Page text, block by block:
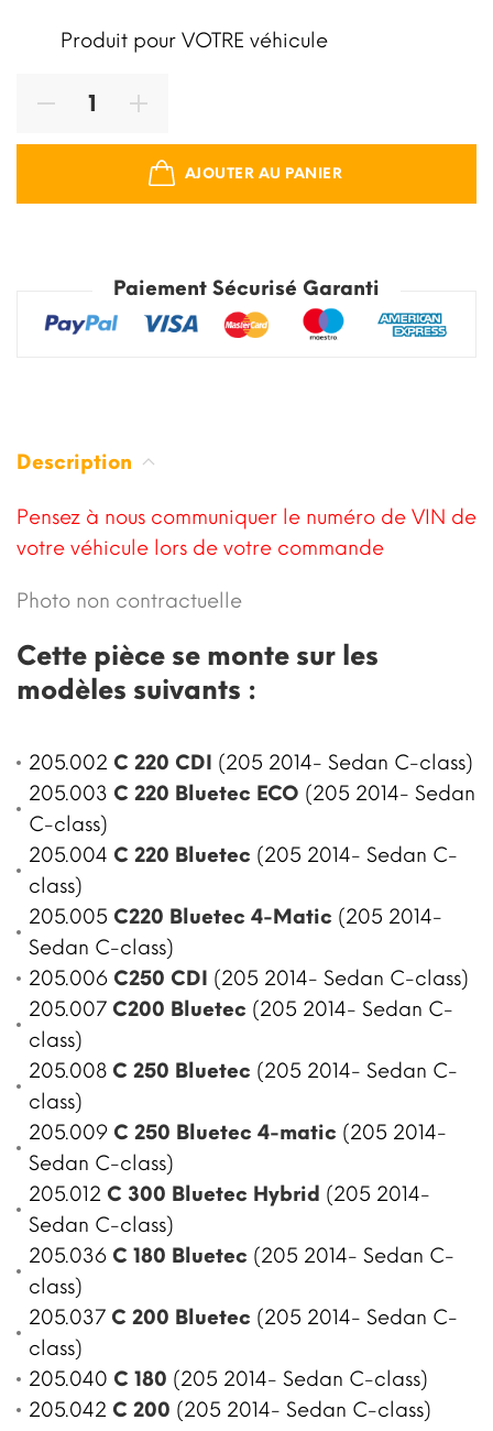
Produit pour VOTRE véhicule
AJOUTER AU PANIER
Paiement Sécurisé Garanti
Description
Pensez à nous communiquer le numéro de VIN de
votre véhicule lors de votre commande
Photo non contractuelle
Cette pièce se monte sur les
modèles suivants :
205.002 C 220 CDI (205 2014- Sedan C-class)
205.003 C 220 Bluetec ECO (205 2014- Sedan
C-class)
205.004 C 220 Bluetec (205 2014- Sedan C-
class)
205.005 C220 Bluetec 4-Matic (205 2014-
Sedan C-class)
205.006 C250 CDI (205 2014- Sedan C-class)
205.007 C200 Bluetec (205 2014- Sedan C-
class)
205.008 C 250 Bluetec (205 2014- Sedan C-
class)
205.009 C 250 Bluetec 4-matic (205 2014-
Sedan C-class)
205.012 C 300 Bluetec Hybrid (205 2014-
Sedan C-class)
205.036 C 180 Bluetec (205 2014- Sedan C-
class)
205.037 C 200 Bluetec (205 2014- Sedan C-
class)
205.040 C 180 (205 2014- Sedan C-class)
205.042 C 200 (205 2014- Sedan C-class)